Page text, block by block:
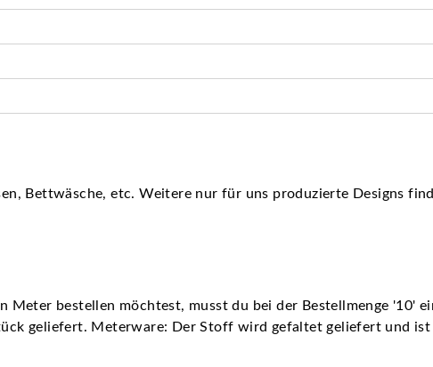
Bettwäsche, etc. Weitere nur für uns produzierte Designs
Meter bestellen möchtest, musst du bei der Bestellmenge '10'
geliefert. Meterware: Der Stoff wird gefaltet geliefert und ist